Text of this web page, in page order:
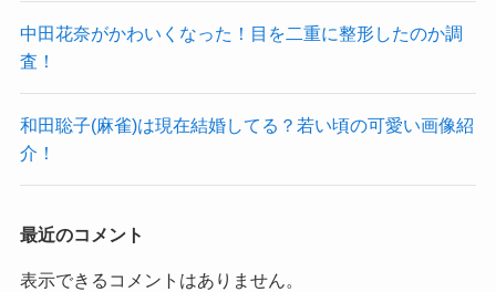
中田花奈がかわいくなった！目を二重に整形したのか調
査！
和田聡子(麻雀)は現在結婚してる？若い頃の可愛い画像紹
介！
最近のコメント
表示できるコメントはありません。